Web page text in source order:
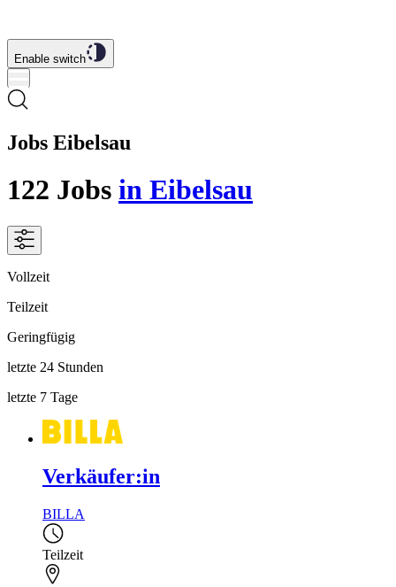
Enable switch
Jobs Eibelsau
122 Jobs in Eibelsau
Vollzeit
Teilzeit
Geringfügig
letzte 24 Stunden
letzte 7 Tage
Verkäufer:in
BILLA
Teilzeit